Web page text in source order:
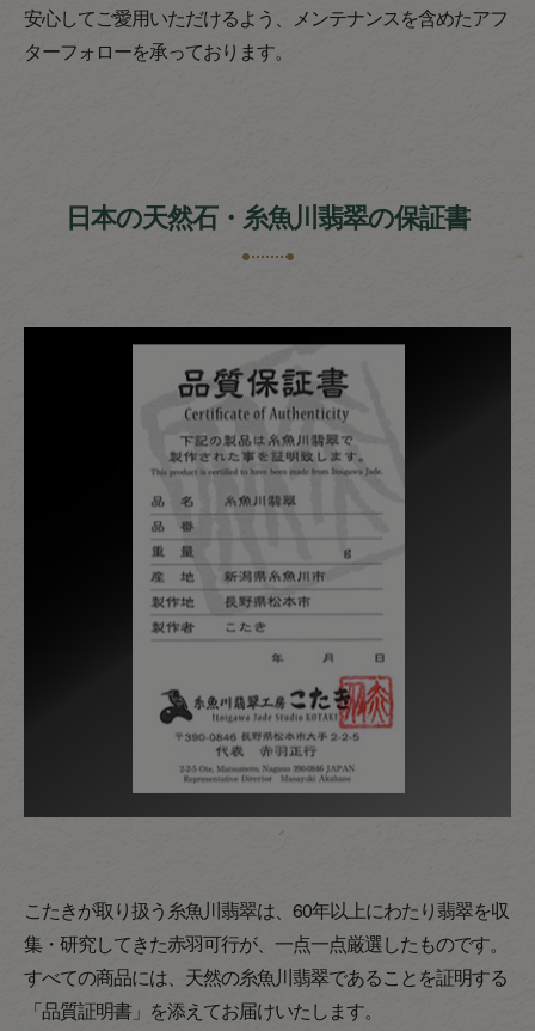
安心してご愛用いただけるよう、メンテナンスを含めたアフ
ターフォローを承っております。
日本の天然石・糸魚川翡翠の保証書
こたきが取り扱う糸魚川翡翠は、60年以上にわたり翡翠を収
集・研究してきた赤羽可行が、一点一点厳選したものです。
すべての商品には、天然の糸魚川翡翠であることを証明する
「品質証明書」を添えてお届けいたします。